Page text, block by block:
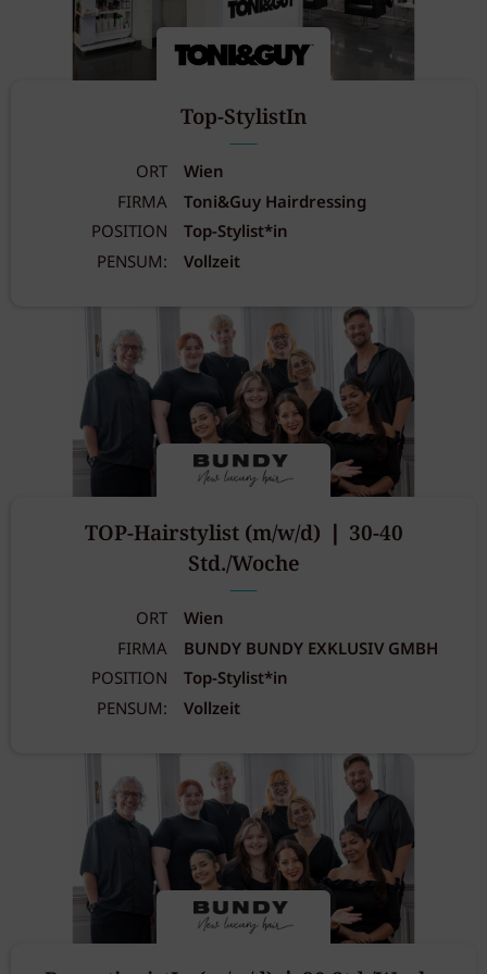
Top-StylistIn
ORT
Wien
FIRMA
Toni&Guy Hairdressing
POSITION
Top-Stylist*in
PENSUM:
Vollzeit
TOP-Hairstylist (m/w/d) ❘ 30-40
Std./Woche
ORT
Wien
FIRMA
BUNDY BUNDY EXKLUSIV GMBH
POSITION
Top-Stylist*in
PENSUM:
Vollzeit